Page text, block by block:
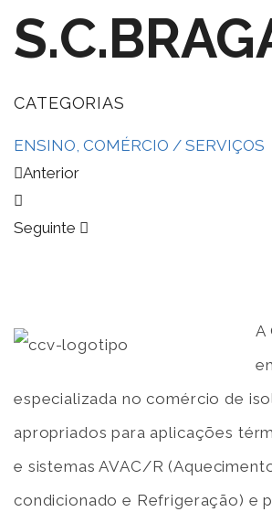
CATEGORIAS
ENSINO, COMÉRCIO / SERVIÇOS
Anterior
Seguinte
A
especializada no comércio de
apropriados para aplicações
e sistemas AVAC/R
condicionado e Refrigeração) e